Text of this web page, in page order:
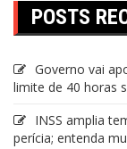
POSTS
Governo vai
limite de 40 horas
INSS amplia
perícia; entenda